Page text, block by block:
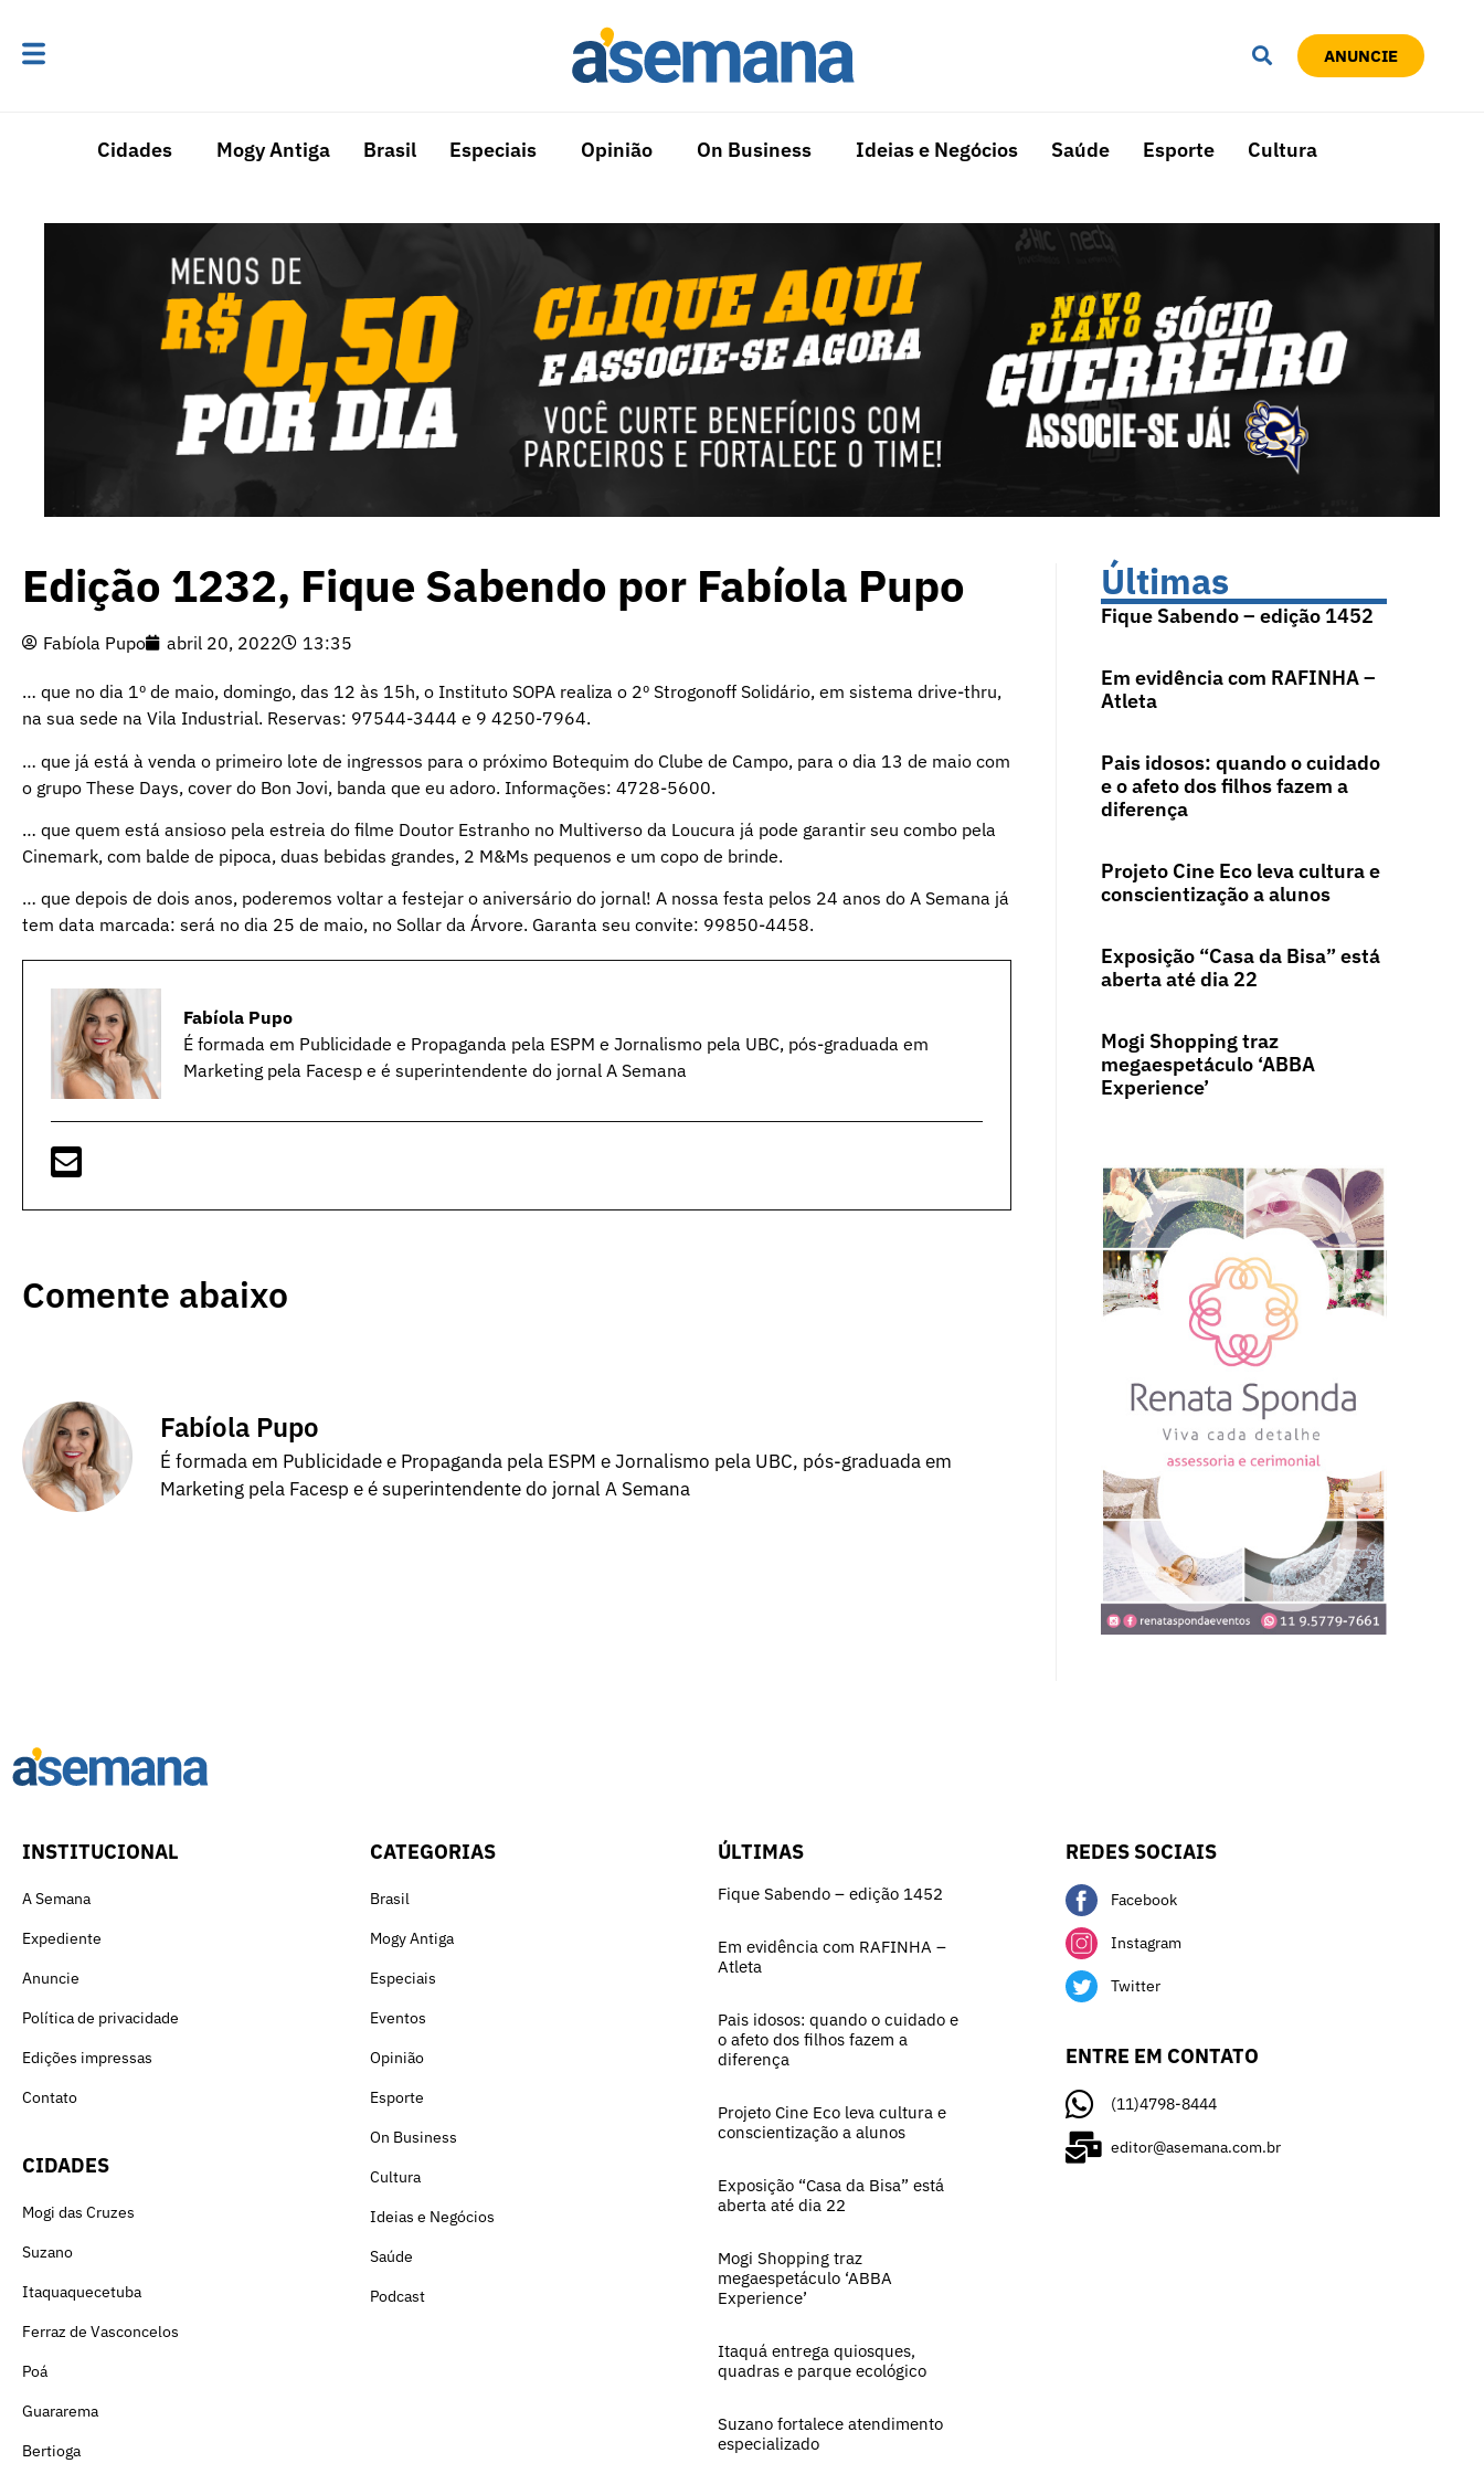
ANUNCIE
Cidades Mogy Antiga Brasil Especiais Opinião On Business Ideias e Negócios Saúde Esporte Cultura
Edição 1232, Fique Sabendo por Fabíola Pupo
Fabíola Pupo abril 20, 2022 13:35
… que no dia 1º de maio, domingo, das 12 às 15h, o Instituto SOPA realiza o 2º Strogonoff Solidário, em sistema drive-thru,
na sua sede na Vila Industrial. Reservas: 97544-3444 e 9 4250-7964.
… que já está à venda o primeiro lote de ingressos para o próximo Botequim do Clube de Campo, para o dia 13 de maio com
o grupo These Days, cover do Bon Jovi, banda que eu adoro. Informações: 4728-5600.
… que quem está ansioso pela estreia do filme Doutor Estranho no Multiverso da Loucura já pode garantir seu combo pela
Cinemark, com balde de pipoca, duas bebidas grandes, 2 M&Ms pequenos e um copo de brinde.
… que depois de dois anos, poderemos voltar a festejar o aniversário do jornal! A nossa festa pelos 24 anos do A Semana já
tem data marcada: será no dia 25 de maio, no Sollar da Árvore. Garanta seu convite: 99850-4458.
Fabíola Pupo
É formada em Publicidade e Propaganda pela ESPM e Jornalismo pela UBC, pós-graduada em
Marketing pela Facesp e é superintendente do jornal A Semana
Comente abaixo
Fabíola Pupo
É formada em Publicidade e Propaganda pela ESPM e Jornalismo pela UBC, pós-graduada em
Marketing pela Facesp e é superintendente do jornal A Semana
Últimas
Fique Sabendo – edição 1452
Em evidência com RAFINHA –
Atleta
Pais idosos: quando o cuidado
e o afeto dos filhos fazem a
diferença
Projeto Cine Eco leva cultura e
conscientização a alunos
Exposição “Casa da Bisa” está
aberta até dia 22
Mogi Shopping traz
megaespetáculo ‘ABBA
Experience’
INSTITUCIONAL
A Semana
Expediente
Anuncie
Política de privacidade
Edições impressas
Contato
CIDADES
Mogi das Cruzes
Suzano
Itaquaquecetuba
Ferraz de Vasconcelos
Poá
Guararema
Bertioga
CATEGORIAS
Brasil
Mogy Antiga
Especiais
Eventos
Opinião
Esporte
On Business
Cultura
Ideias e Negócios
Saúde
Podcast
ÚLTIMAS
Fique Sabendo – edição 1452
Em evidência com RAFINHA –
Atleta
Pais idosos: quando o cuidado e
o afeto dos filhos fazem a
diferença
Projeto Cine Eco leva cultura e
conscientização a alunos
Exposição “Casa da Bisa” está
aberta até dia 22
Mogi Shopping traz
megaespetáculo ‘ABBA
Experience’
Itaquá entrega quiosques,
quadras e parque ecológico
Suzano fortalece atendimento
especializado
REDES SOCIAIS
Facebook
Instagram
Twitter
ENTRE EM CONTATO
(11)4798-8444
editor@asemana.com.br